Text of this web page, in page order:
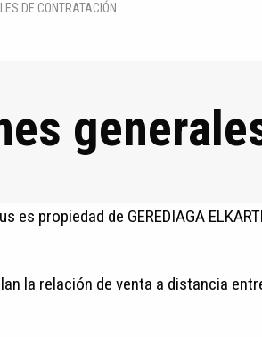
DE CONTRATACIÓN
propiedad de GEREDIAGA
la relación de venta a distancia